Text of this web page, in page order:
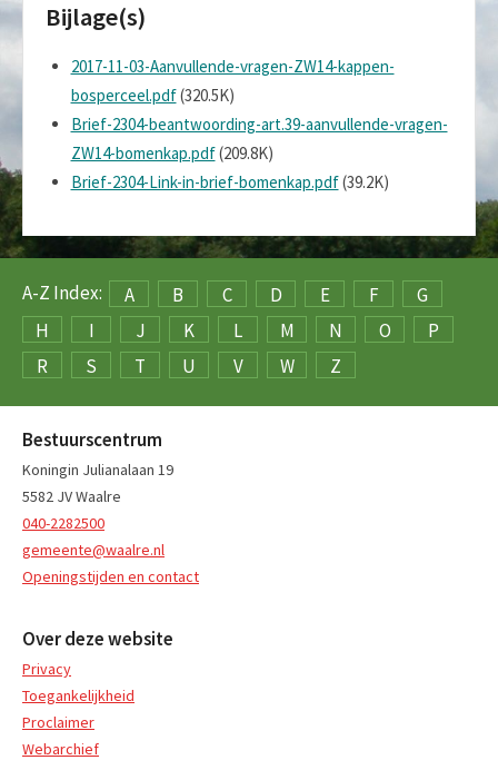
Bijlage(s)
2017-11-03-Aanvullende-vragen-ZW14-kappen-
bosperceel.pdf(320.5K)
Brief-2304-beantwoording-art.39-aanvullende-vragen-
ZW14-bomenkap.pdf(209.8K)
Brief-2304-Link-in-brief-bomenkap.pdf(39.2K)
A-Z Index: A B C D E F
G
H
I J K L M N O
P
R
S T U V W Z
Bestuurscentrum
Koningin Julianalaan 19
5582 JV Waalre
040-2282500
gemeente@waalre.nl
Openingstijden en contact
Over deze website
Privacy
Toegankelijkheid
Proclaimer
Webarchief